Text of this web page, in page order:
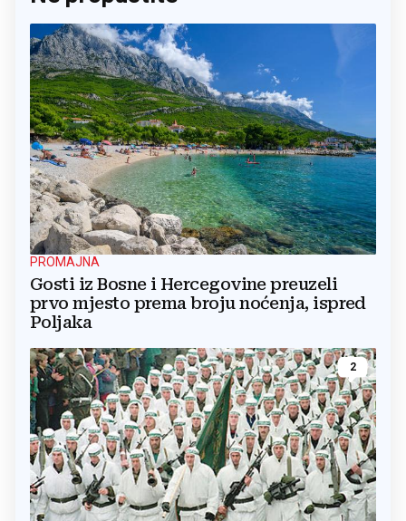
PROMAJNA
Gosti iz Bosne i Hercegovine preuzeli
prvo mjesto prema broju noćenja, ispred
Poljaka
2